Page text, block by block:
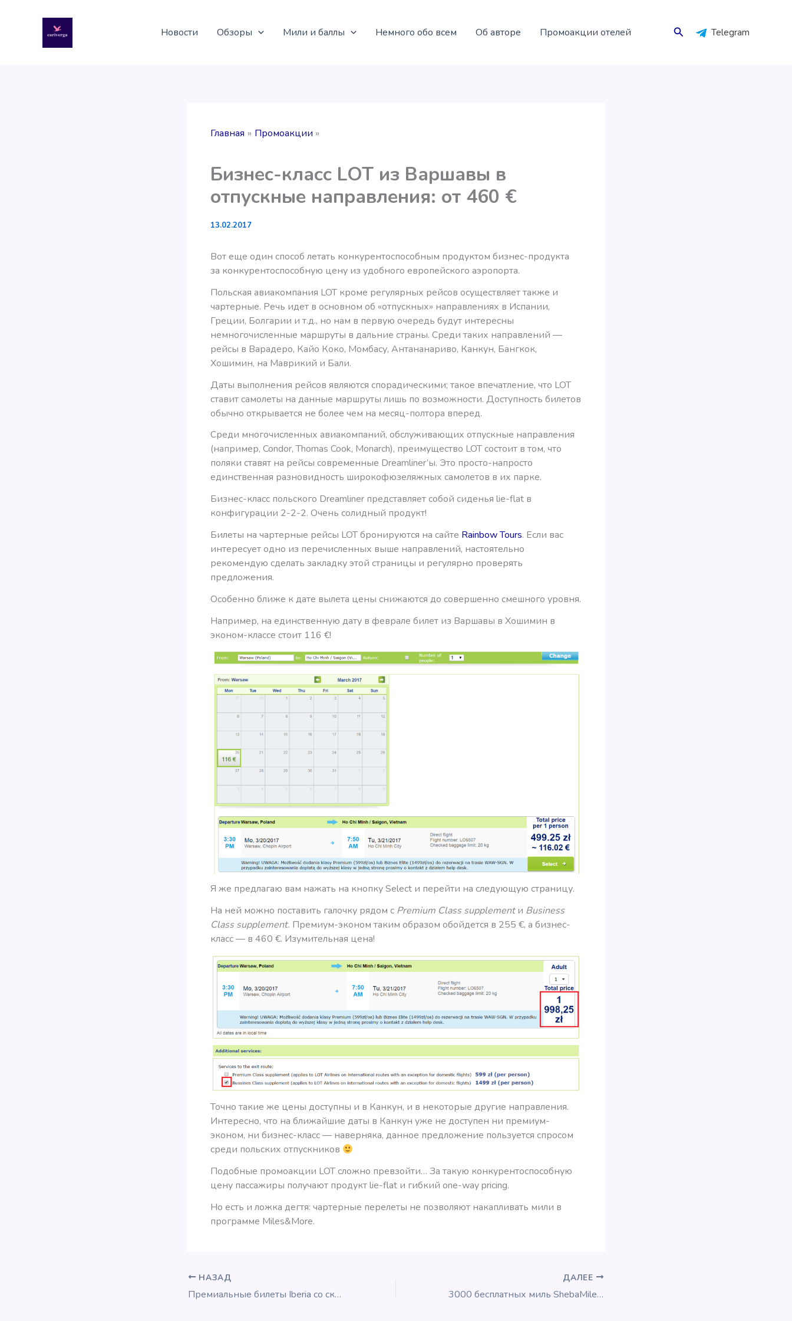
содержимому
Новости Обзоры Мили и баллы Немного обо всем Об авторе Промоакции отелей Поиск Telegram
Главная Промоакции
Бизнес-класс LOT из Варшавы в
отпускные направления: от 460 €
13.02.2017
Вот еще один способ летать конкурентоспособным продуктом бизнес-продукта
за конкурентоспособную цену из удобного европейского аэропорта.
Польская авиакомпания LOT кроме регулярных рейсов осуществляет также и
чартерные. Речь идет в основном об «отпускных» направлениях в Испании,
Греции, Болгарии и т.д., но нам в первую очередь будут интересны
немногочисленные маршруты в дальние страны. Среди таких направлений —
рейсы в Варадеро, Кайо Коко, Момбасу, Антананариво, Канкун, Бангкок,
Хошимин, на Маврикий и Бали.
Даты выполнения рейсов являются спорадическими; такое впечатление, что LOT
ставит самолеты на данные маршруты лишь по возможности. Доступность билетов
обычно открывается не более чем на месяц-полтора вперед.
Среди многочисленных авиакомпаний, обслуживающих отпускные направления
(например, Condor, Thomas Cook, Monarch), преимущество LOT состоит в том, что
поляки ставят на рейсы современные Dreamliner’ы. Это просто-напросто
единственная разновидность широкофюзеляжных самолетов в их парке.
Бизнес-класс польского Dreamliner представляет собой сиденья lie-flat в
конфигурации 2-2-2. Очень солидный продукт!
Билеты на чартерные рейсы LOT бронируются на сайте Rainbow Tours. Если вас
интересует одно из перечисленных выше направлений, настоятельно
рекомендую сделать закладку этой страницы и регулярно проверять
предложения.
Особенно ближе к дате вылета цены снижаются до совершенно смешного уровня.
Например, на единственную дату в феврале билет из Варшавы в Хошимин в
эконом-классе стоит 116 €!
Я же предлагаю вам нажать на кнопку Select и перейти на следующую страницу.
На ней можно поставить галочку рядом с Premium Class supplementи Business
Class supplement. Премиум-эконом таким образом обойдется в 255 €, а бизнес-
класс — в 460 €. Изумительная цена!
Точно такие же цены доступны и в Канкун, и в некоторые другие направления.
Интересно, что на ближайшие даты в Канкун уже не доступен ни премиум-
эконом, ни бизнес-класс — наверняка, данное предложение пользуется спросом
среди польских отпускников
Подобные промоакции LOT сложно превзойти… За такую конкурентоспособную
цену пассажиры получают продукт lie-flat и гибкий one-way pricing.
Но есть и ложка дегтя: чартерные перелеты не позволяют накапливать мили в
программе Miles&More.
НАЗАД
Премиальные билеты Iberia со скидкой 25% в Iberia Plus!
ДАЛЕЕ
3000 бесплатных миль ShebaMiles за регистрацию!